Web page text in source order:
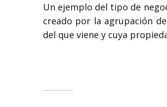
Un ejemplo del tipo de
creado por la agrupación
del que viene y cuya